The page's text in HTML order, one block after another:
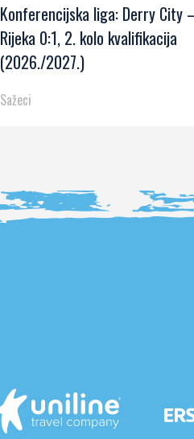
Konferencijska liga: Derry City
Rijeka 0:1, 2. kolo kvalifikacija
(2026./2027.)
Sažeci